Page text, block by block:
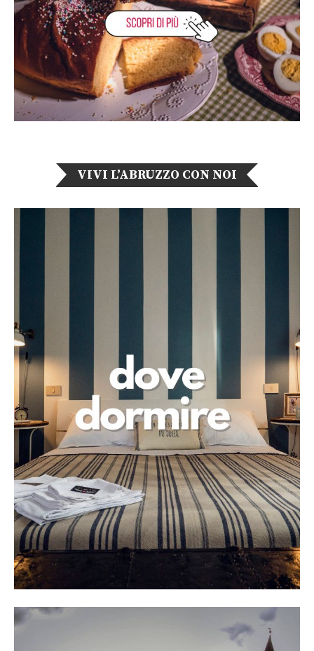
VIVI L’ABRUZZO CON NOI